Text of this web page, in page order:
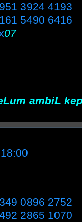
3924 4193
5490 6416
07
ambiL
0896 2752
2865 1070